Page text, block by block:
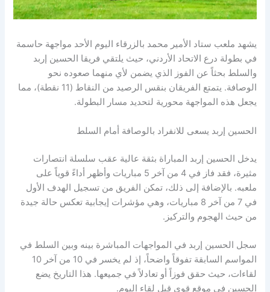
يشهد ملعب ستاد الأمير محمد بالزرقاء اليوم الأحد مواجهة حاسمة
في بطولة درع الاتحاد الأردني، حيث يلتقي فريقا الحسين إربد
والسلط بحثاً عن الفوز الذي يضمن لأي منهما صعوده نحو
الوصافة. يتمتع الفريقان بنقس الرصيد من النقاط (11 نقطة)، مما
يجعل هذه المواجهة محورية لتحديد مسار البطولة.
الحسين إربد يسعى للانفراد بالوصافة أمام السلط
يدخل الحسين إربد المباراة بثقة عالية عقب سلسلة انتصارات
مثيرة، فقد فاز في 4 من آخر 5 مباريات وأظهر أداءً قوياً على
ملعبه. بالإضافة إلى ذلك، تمكن الفريق من تسجيل الهدف الأول
في 7 من آخر 8 مباريات، وهي مؤشرات إيجابية تعكس حالة جيدة
من حيث الهجوم والتركيز.
سجل الحسين إربد في المواجهات المباشرة بينه وبين السلط في
المواسم السابقة تفوقاً واضحاً، إذ لم يخسر في 10 من آخر 10
لقاءات، حيث حقق فوزاً أو تعادلاً في جميعها. هذا التاريخ يضع
الحسين في موقع قوي قبل لقاء اليوم.